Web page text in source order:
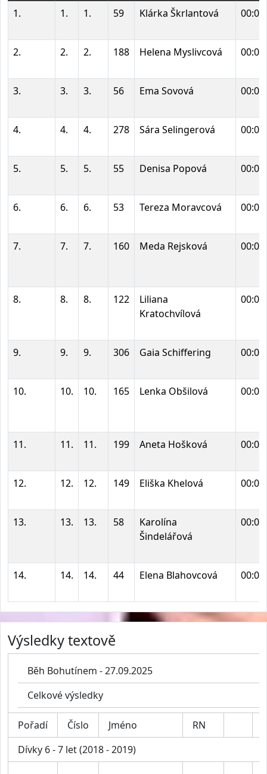
1.
1. 1. 59 Klárka Škrlantová
2. 2. 2. 188 Helena Myslivcová
3. 3. 3. 56 Ema Sovová
4. 4. 4. 278 Sára Selingerová
5. 5. 5. 55 Denisa Popová
6. 6. 6. 53 Tereza Moravcová
7. 7. 7. 160 Meda Rejsková
8. 8. 8. 122
Liliana
Kratochvílová
9. 9. 9. 306 Gaia Schiffering
10. 10. 10. 165 Lenka Obšilová
11. 11. 11. 199 Aneta Hošková
12. 12. 12. 149 Eliška Khelová
13. 13. 13. 58
Karolína
Šindelářová
14. 14. 14. 44 Elena Blahovcová
Výsledky textově
Běh Bohutínem - 27.09.2025
Celkové výsledky
Pořadí Číslo Jméno RN
Dívky 6 - 7 let (2018 - 2019)